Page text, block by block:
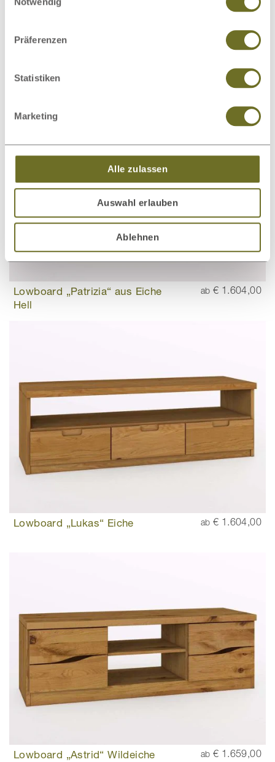
Präferenzen
Statistiken
Marketing
Alle zulassen
Auswahl erlauben
Ablehnen
Lowboard „Patrizia“ aus Eiche
Hell
ab € 1.604,00
Lowboard „Lukas“ Eiche ab € 1.604,00
Lowboard „Astrid“ Wildeiche ab € 1.659,00